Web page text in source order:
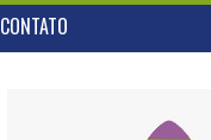
CONTATO